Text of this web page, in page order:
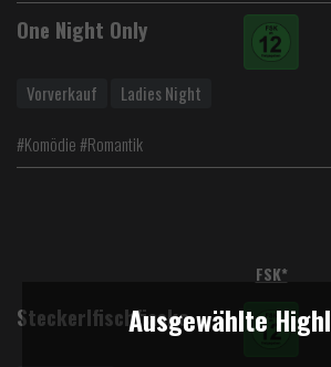
One Night Only
Vorverkauf Ladies Night
#Komödie #Romantik
FSK*
SteckerlfischfiaskoAusgewählte